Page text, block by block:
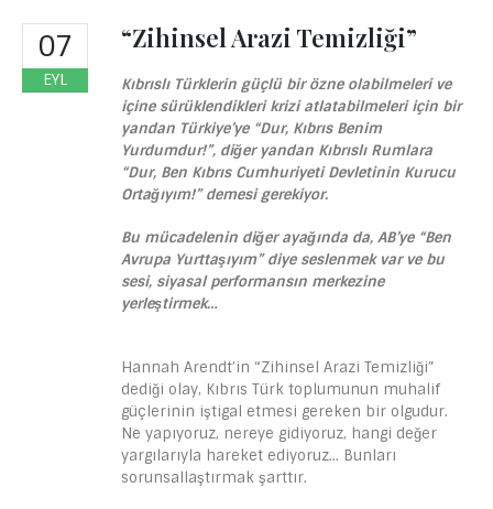
07
EYL
“Zihinsel Arazi Temizliği”
Kıbrıslı Türklerin güçlü bir özne olabilmeleri ve
içine sürüklendikleri krizi atlatabilmeleri için bir
yandan Türkiye’ye “Dur, Kıbrıs Benim
Yurdumdur!”, diğer yandan Kıbrıslı Rumlara
“Dur, Ben Kıbrıs Cumhuriyeti Devletinin Kurucu
Ortağıyım!” demesi gerekiyor.
Bu mücadelenin diğer ayağında da, AB’ye “Ben
Avrupa Yurttaşıyım” diye seslenmek var ve bu
sesi, siyasal performansın merkezine
yerleştirmek…
Hannah Arendt’in “Zihinsel Arazi Temizliği”
dediği olay, Kıbrıs Türk toplumunun muhalif
güçlerinin iştigal etmesi gereken bir olgudur.
Ne yapıyoruz, nereye gidiyoruz, hangi değer
yargılarıyla hareket ediyoruz… Bunları
sorunsallaştırmak şarttır.